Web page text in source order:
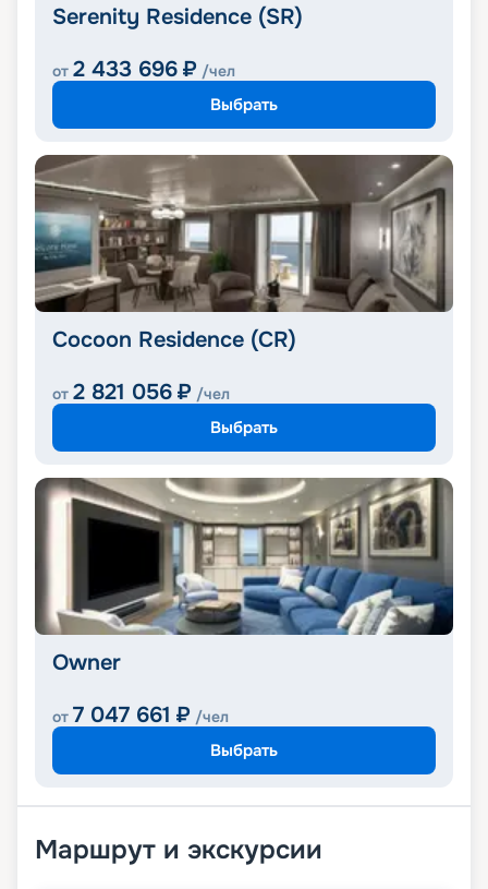
Serenity Residence (SR)
от 2 433 696 ₽ /чел
Выбрать
Cocoon Residence (CR)
от 2 821 056 ₽ /чел
Выбрать
Owner
от 7 047 661 ₽ /чел
Выбрать
Маршрут и экскурсии